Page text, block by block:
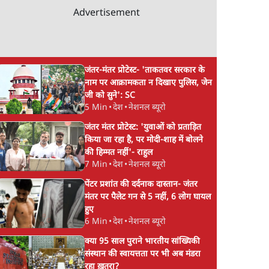
Advertisement
जंतर-मंतर प्रोटेस्ट- 'ताकतवर सरकार के
नाम पर आक्रामकता न दिखाए पुलिस, जेन
जी को सुने': SC
5 Min •देश•नेशनल ब्यूरो
जंतर मंतर प्रोटेस्ट: 'युवाओं को प्रताड़ित
किया जा रहा है, पर मोदी-शाह में बोलने
की हिम्मत नहीं'- राहुल
7 Min •देश•नेशनल ब्यूरो
पेंटर प्रशांत की दर्दनाक दास्तान- जंतर
मंतर पर पैलेट गन से 5 नहीं, 6 लोग घायल
हुए
6 Min •देश•नेशनल ब्यूरो
क्या 95 साल पुराने भारतीय सांख्यिकी
संस्थान की स्वायत्तता पर भी अब मंडरा